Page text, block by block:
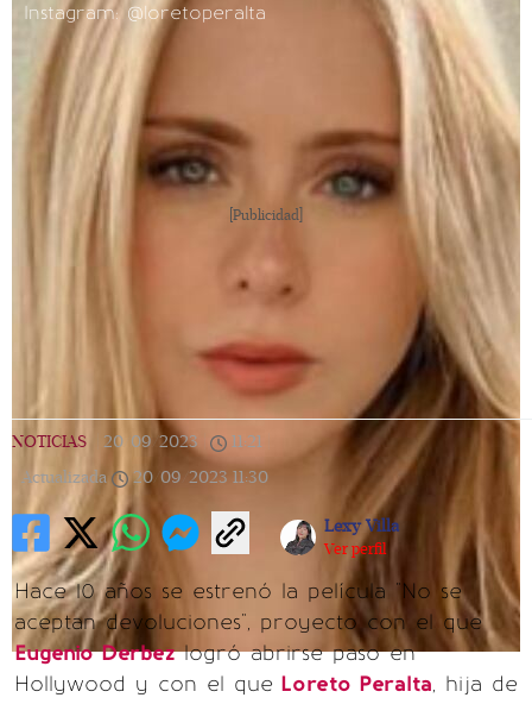
Instagram: @loretoperalta
[Publicidad]
NOTICIAS 20/09/2023 11:21
Actualizada
20/09/2023 11:30
Lexy Villa
Ver perfil
Hace 10 años se estrenó la película "No se
aceptan devoluciones", proyecto con el que
Eugenio Derbezlogró abrirse paso en
Hollywood y con el que Loreto Peralta, hija de